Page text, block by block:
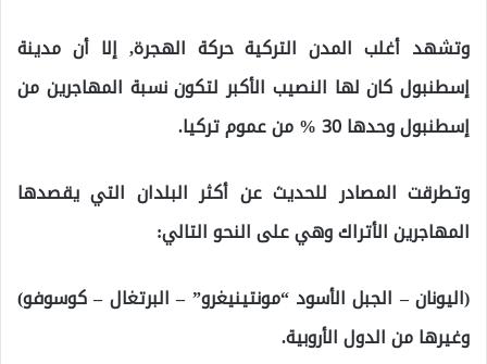
وتشهد أغلب المدن التركية حركة الهجرة, إلا أن مدينة
إسطنبول كان لها النصيب الأكبر لتكون نسبة المهاجرين من
إسطنبول وحدها 30 % من عموم تركيا.
وتطرقت المصادر للحديث عن أكثر البلدان التي يقصدها
المهاجرين الأتراك وهي على النحو التالي:
(اليونان – الجبل الأسود “مونتينيغرو” – البرتغال – كوسوفو)
وغيرها من الدول الأروبية.